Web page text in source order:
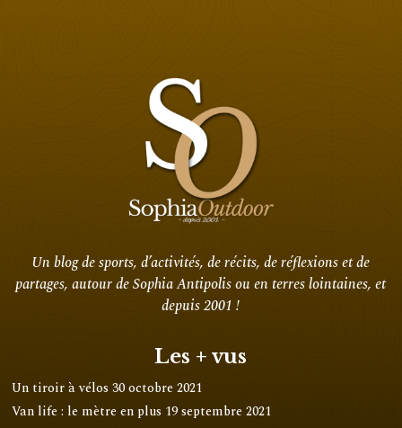
Un blog de sports, d’activités, de récits, de réflexions et de
partages, autour de Sophia Antipolis ou en terres lointaines, et
depuis 2001 !
Les + vus
Un tiroir à vélos 30 octobre 2021
Van life : le mètre en plus 19 septembre 2021